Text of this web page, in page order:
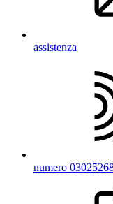
assistenza
numero